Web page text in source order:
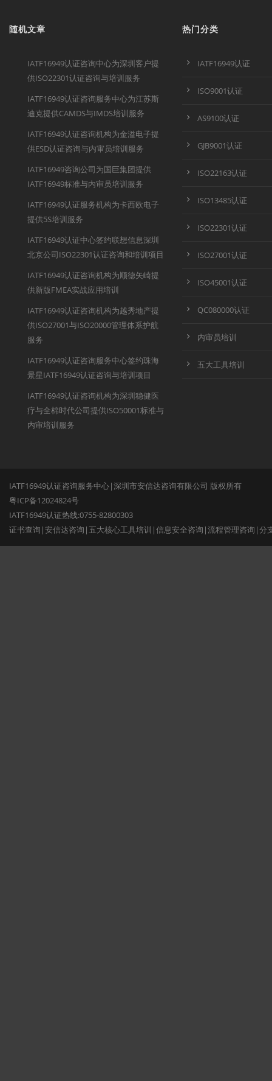
随机文章
IATF16949认证咨询中心为深圳客户提
供ISO22301认证咨询与培训服务
IATF16949认证咨询服务中心为江苏斯
迪克提供CAMDS与IMDS培训服务
IATF16949认证咨询机构为金溢电子提
供ESD认证咨询与内审员培训服务
IATF16949咨询公司为国巨集团提供
IATF16949标准与内审员培训服务
IATF16949认证服务机构为卡西欧电子
提供5S培训服务
IATF16949认证中心签约联想信息深圳
北京公司ISO22301认证咨询和培训项目
IATF16949认证咨询机构为顺德矢崎提
供新版FMEA实战应用培训
IATF16949认证咨询机构为越秀地产提
供ISO27001与ISO20000管理体系护航
服务
IATF16949认证咨询服务中心签约珠海
景星IATF16949认证咨询与培训项目
IATF16949认证咨询机构为深圳稳健医
疗与全棉时代公司提供ISO50001标准与
内审培训服务
热门分类
IATF16949认证
ISO9001认证
AS9100认证
GJB9001认证
ISO22163认证
ISO13485认证
ISO22301认证
ISO27001认证
ISO45001认证
QC080000认证
内审员培训
五大工具培训
IATF16949认证咨询服务中心|深圳市安信达咨询有限公司 版权所有
粤ICP备12024824号
IATF16949认证热线:0755-82800303
证书查询 |安信达咨询 | 五大核心工具培训 |信息安全咨询 |流程管理咨询 |分